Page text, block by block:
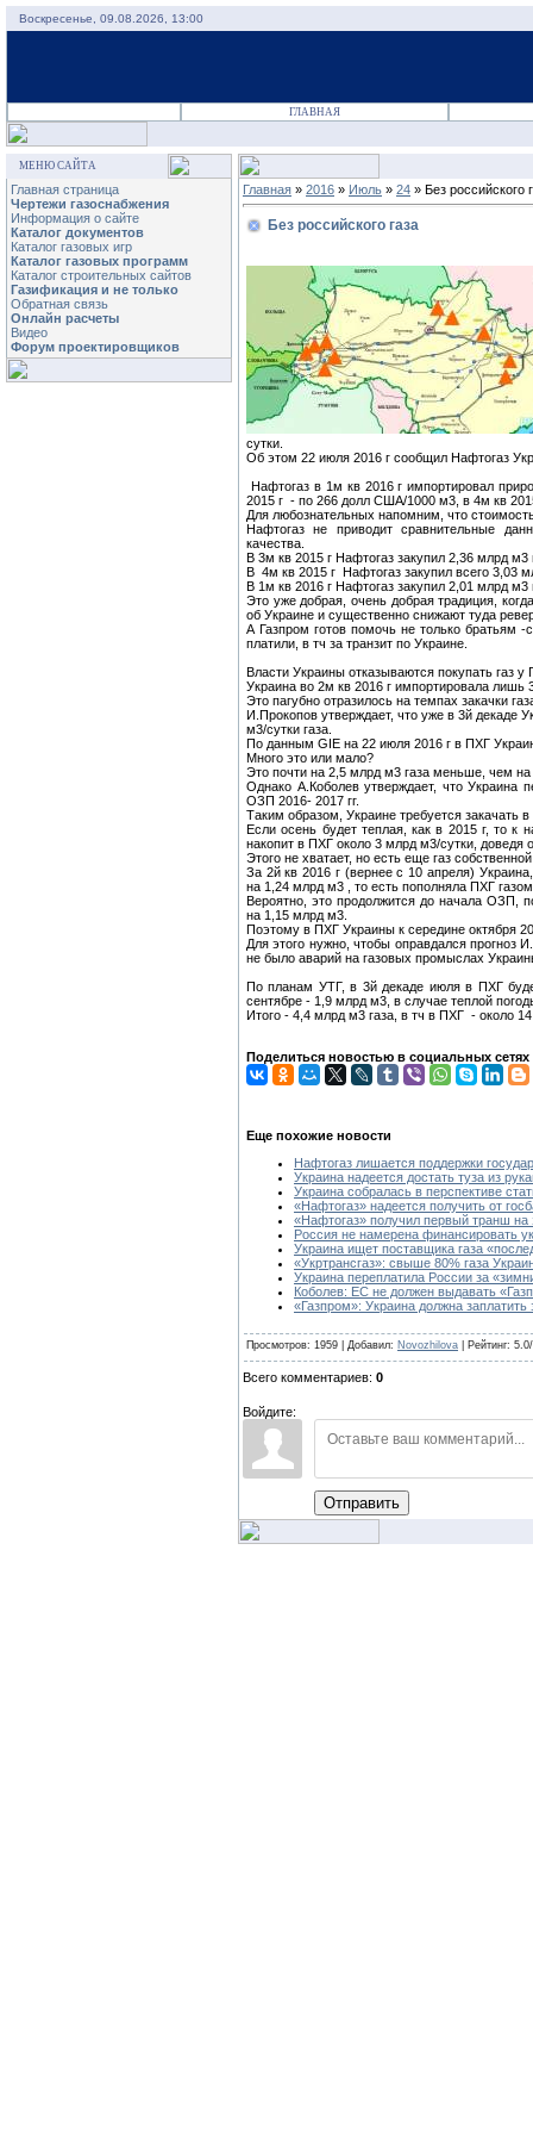
Воскресенье, 09.08.2026, 13:00
ГЛАВНАЯ
МЕНЮ САЙТА
Главная страница
Чертежи газоснабжения
Информация о сайте
Каталог документов
Каталог газовых игр
Каталог газовых программ
Каталог строительных сайтов
Газификация и не только
Обратная связь
Онлайн расчеты
Видео
Форум проектировщиков
Главная » 2016 » Июль » 24 » Без российского
Без российского газа
сутки.
Об этом 22 июля 2016 г сообщил Нафтогаз
Нафтогаз в 1м кв 2016 г импортировал
2015 г - по 266 долл США/1000 м3, в 4м кв
​Для любознательных напомним, что
Нафтогаз не приводит сравнительные
качества.
В 3м кв 2015 г Нафтогаз закупил 2,36 млрд м3
В 4м кв 2015 г Нафтогаз закупил всего
В 1м кв 2016 г Нафтогаз закупил 2,01 млрд м3
Это уже добрая, очень добрая традиция,
об Украине и существенно снижают туда
А Газпром готов помочь не только братьям
платили, в тч за транзит по Украине.
Власти Украины отказываются покупать газ
Украина во 2м кв 2016 г импортировала
Это пагубно отразилось на темпах закачки
И.Прокопов утверждает, что уже в 3й декаде
м3/сутки газа.
По данным GIE на 22 июля 2016 г в ПХГ
Много это или мало?
Это почти на 2,5 млрд м3 газа меньше, чем на
Однако А.Коболев утверждает, что
ОЗП 2016- 2017 гг.
Таким образом, Украине требуется закачать
Если осень будет теплая, как в 2015 г, то к
накопит в ПХГ около 3 млрд м3/сутки,
Этого не хватает, но есть еще газ
За 2й кв 2016 г (вернее с 10 апреля)
на 1,24 млрд м3 , то есть пополняла ПХГ
Вероятно, это продолжится до начала ОЗП,
на 1,15 млрд м3.
Поэтому в ПХГ Украины к середине октября
​Для этого нужно, чтобы оправдался прогноз
не было аварий на газовых промыслах
По планам УТГ, в 3й декаде июля в ПХГ
сентябре - 1,9 млрд м3, в случае теплой
Итого - 4,4 млрд м3 газа, в тч в ПХГ - около
Поделиться новостью в социальных сетях
Еще похожие новости
Нафтогаз лишается поддержки
Украина надеется достать туза из
Украина собралась в перспективе
«Нафтогаз» надеется получить от
«Нафтогаз» получил первый транш на
Россия не намерена финансировать
Украина ищет поставщика газа
«Укртрансгаз»: свыше 80% газа
Украина переплатила России за
Коболев: ЕС не должен выдавать
«Газпром»: Украина должна
Просмотров: 1959 | Добавил: Novozhilova | Рейтинг:
Всего комментариев: 0
Войдите:
Отправить